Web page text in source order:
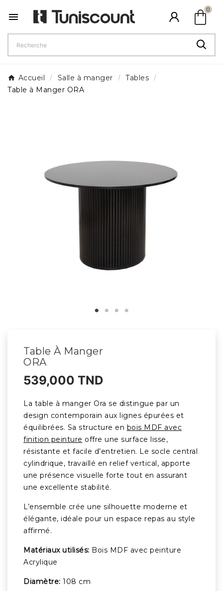
 shopping_bag
0
Accueil Salle à manger
Tables
Table à Manger ORA
Table À Manger
ORA
539,000 TND
La table à manger Ora se distingue par un
design contemporain aux lignes épurées et
équilibrées. Sa structure en bois MDF avec
finition peinture offre une surface lisse,
résistante et facile d’entretien. Le socle central
cylindrique, travaillé en relief vertical, apporte
une présence visuelle forte tout en assurant
une excellente stabilité.
L’ensemble crée une silhouette moderne et
élégante, idéale pour un espace repas au style
affirmé.
Matériaux utilisés: Bois MDF avec peinture
Acrylique
Diamètre: 108 cm